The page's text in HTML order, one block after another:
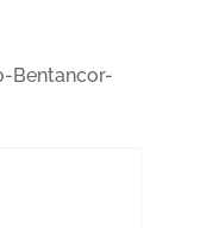
Bentancor-